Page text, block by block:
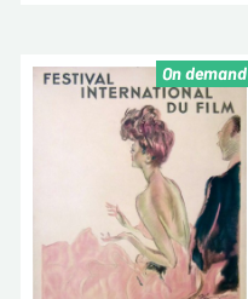
On demand